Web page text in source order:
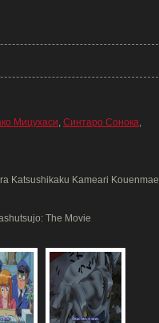
Мицухаси, Синтаро Сонока,
Katsushikaku Kameari Kouenmae
The Movie